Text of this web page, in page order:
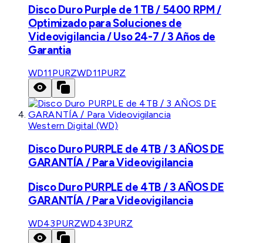
Disco Duro Purple de 1 TB / 5400 RPM /
Optimizado para Soluciones de
Videovigilancia / Uso 24-7 / 3 Años de
Garantia
WD11PURZWD11PURZ
Western Digital (WD)
Disco Duro PURPLE de 4TB / 3 AÑOS DE
GARANTÍA / Para Videovigilancia
Disco Duro PURPLE de 4TB / 3 AÑOS DE
GARANTÍA / Para Videovigilancia
WD43PURZWD43PURZ